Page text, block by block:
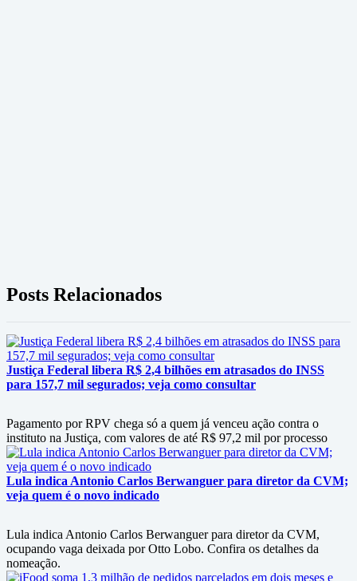
Posts Relacionados
Justiça Federal libera R$ 2,4 bilhões em atrasados do INSS
para 157,7 mil segurados; veja como consultar
Pagamento por RPV chega só a quem já venceu ação contra o
instituto na Justiça, com valores de até R$ 97,2 mil por processo
Lula indica Antonio Carlos Berwanguer para diretor da CVM;
veja quem é o novo indicado
Lula indica Antonio Carlos Berwanguer para diretor da CVM,
ocupando vaga deixada por Otto Lobo. Confira os detalhes da
nomeação.